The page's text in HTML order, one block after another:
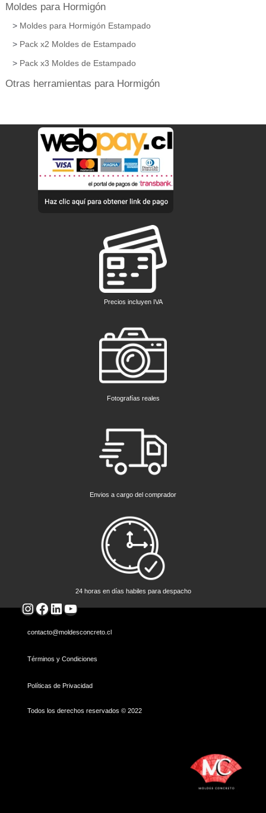
Moldes para Hormigón
Moldes para Hormigón Estampado
Pack x2 Moldes de Estampado
Pack x3 Moldes de Estampado
Otras herramientas para Hormigón
Precios incluyen IVA
Fotografías reales
Envios a cargo del comprador
24 horas en días habiles para despacho
Instagram
Facebook
LinkedIn
YouTube
contacto@moldesconcreto.cl
Términos y Condiciones
Políticas de Privacidad
Todos los derechos reservados © 2022